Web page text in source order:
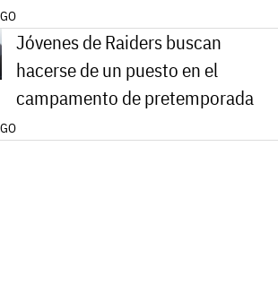
Jóvenes de Raiders buscan
hacerse de un puesto en el
campamento de pretemporada